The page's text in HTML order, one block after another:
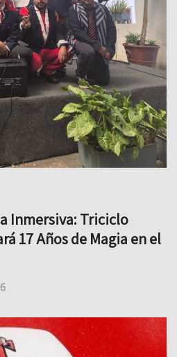
Inmersiva: Triciclo
17 Años de Magia en el